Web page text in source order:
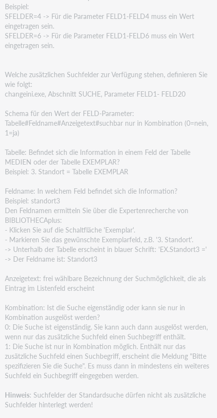
Beispiel:
SFELDER=4 -> Für die Parameter FELD1-FELD4 muss ein Wert
eingetragen sein.
SFELDER=6 -> Für die Parameter FELD1-FELD6 muss ein Wert
eingetragen sein.
Welche zusätzlichen Suchfelder zur Verfügung stehen, definieren Sie
wie folgt:
changeini.exe, Abschnitt SUCHE, Parameter FELD1- FELD20
Schema für den Wert der FELD-Parameter:
Tabelle#Feldname#Anzeigetext#suchbar nur in Kombination (0=nein,
1=ja)
Tabelle: Befindet sich die Information in einem Feld der Tabelle
MEDIEN oder der Tabelle EXEMPLAR?
Beispiel: 3. Standort = Tabelle EXEMPLAR
Feldname: In welchem Feld befindet sich die Information?
Beispiel: standort3
Den Feldnamen ermitteln Sie über die Expertenrecherche von
BIBLIOTHECAplus:
- Klicken Sie auf die Schaltfläche 'Exemplar'.
- Markieren Sie das gewünschte Exemplarfeld, z.B. '3. Standort'.
-> Unterhalb der Tabelle erscheint in blauer Schrift: 'EX.Standort3 ='
-> Der Feldname ist: Standort3
Anzeigetext: frei wählbare Bezeichnung der Suchmöglichkeit, die als
Eintrag im Listenfeld erscheint
Kombination: Ist die Suche eigenständig oder kann sie nur in
Kombination ausgelöst werden?
0: Die Suche ist eigenständig. Sie kann auch dann ausgelöst werden,
wenn nur das zusätzliche Suchfeldeinen Suchbegriff enthält.
1: Die Suche ist nur in Kombination möglich. Enthält nur das
zusätzliche Suchfeld einen Suchbegriff,erscheint die Meldung "Bitte
spezifizieren Sie die Suche". Es muss dann in mindestens ein weiteres
Suchfeld ein Suchbegriff eingegeben werden.
Hinweis: Suchfelder der Standardsuche dürfen nicht als zusätzliche
Suchfelder hinterlegt werden!